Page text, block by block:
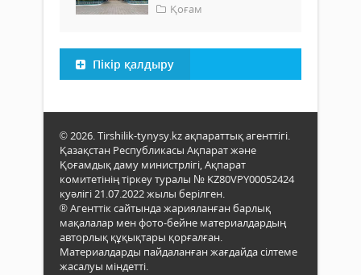
Қоғам
Пікір қалдыру
© 2026. Tirshilik-tynysy.kz ақпараттық агенттігі.
Қазақстан Республикасы Ақпарат және
Қоғамдық даму министрлігі, Ақпарат
комитетінің тіркеу туралы № KZ80VPY00052424
куәлігі 21.07.2022 жылы берілген.
® Агенттік сайтында жарияланған барлық
мақалалар мен фото-бейне материалдардың
авторлық құқықтары қорғалған.
Материалдарды пайдаланған жағдайда сілтеме
жасалуы міндетті.